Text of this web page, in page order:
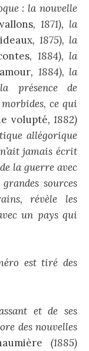
: la nouvelle
, 1871), la
, 1875), la
, 1884), la
, 1884), la
présence de
ce qui
volupté, 1882)
allégorique
jamais écrit
la guerre avec
sources
révèle les
un pays qui
est tiré des
et de ses
des nouvelles
(1885)